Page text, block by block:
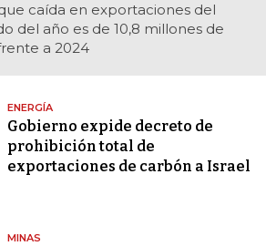
caída en exportaciones del
del año es de 10,8 millones de
a 2024
ENERGÍA
Gobierno expide decreto de
prohibición total de
exportaciones de carbón a Israel
MINAS